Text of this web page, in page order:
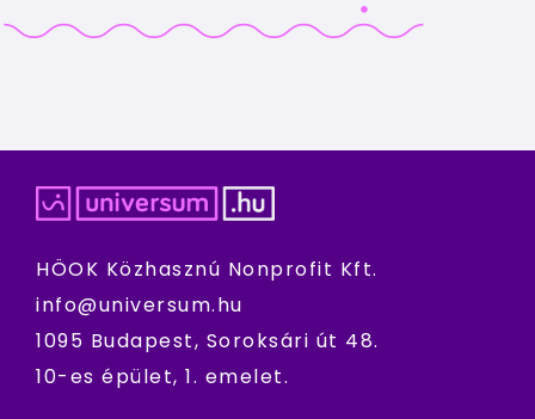
HÖOK Közhasznú Nonprofit Kft.
info@universum.hu
1095 Budapest, Soroksári út 48.
10-es épület, 1. emelet.